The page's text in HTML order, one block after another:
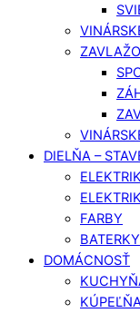
DIELŇA –
FARBY
BATERKY
DOMÁCNOSŤ